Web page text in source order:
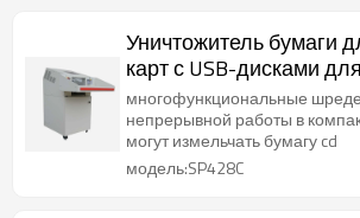
Уничтожитель бумаги
карт с USB-дисками
дисков с большой
тяжелых условий
многофункциональные
непрерывной работы в
могут измельчать бумагу cd
модель:SP428C